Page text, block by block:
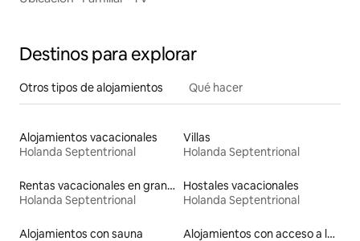
Destinos para explorar
Otros tipos de alojamientos Qué hacer
Alojamientos vacacionales
Holanda Septentrional
Villas
Holanda Septentrional
Rentas vacacionales en graneros
Holanda Septentrional
Hostales vacacionales
Holanda Septentrional
Alojamientos con sauna
Alojamientos con acceso a la playa